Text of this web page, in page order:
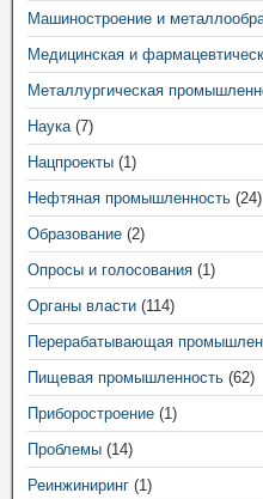
Машиностроение и
Медицинская и
Металлургическая
Наука(7)
Нацпроекты (1)
Нефтяная промышленность (24)
Образование (2)
Опросы и голосования (1)
Органы власти (114)
Перерабатывающая
Пищевая промышленность (62)
Приборостроение (1)
Проблемы (14)
Реинжиниринг (1)